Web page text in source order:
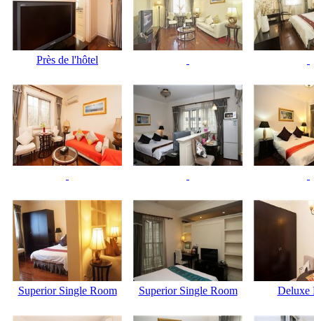
Près de l'hôtel
Superior Single Room Superior Single Room Deluxe